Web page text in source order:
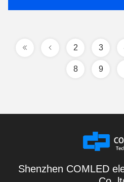
2 3
8 9
Shenzhen COMLED